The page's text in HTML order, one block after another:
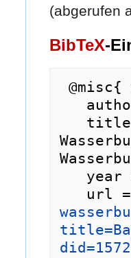
(abgerufen
BibTeX-
url